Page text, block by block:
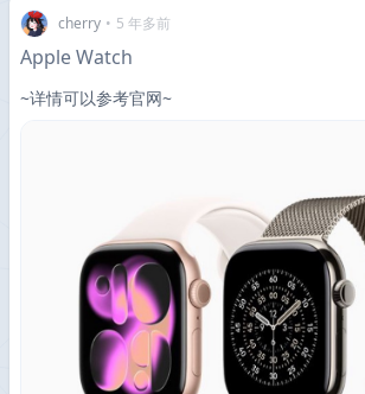
cherry • 5 年多前
Apple Watch
~详情可以参考官网~